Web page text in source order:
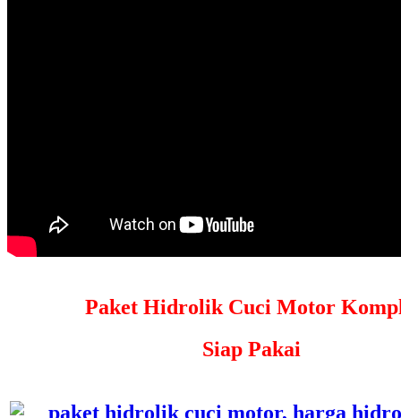
Paket Hidrolik Cuci Motor
Siap Pakai